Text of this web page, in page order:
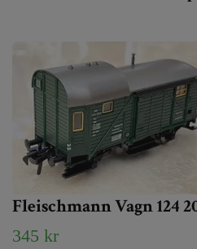
Fleischmann Vagn 124
345 kr